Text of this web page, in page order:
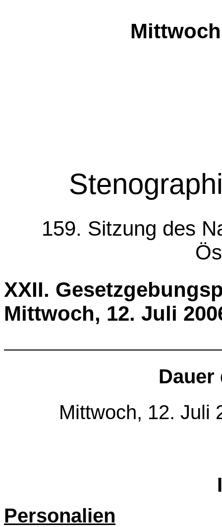
159. Sitzung des
XXII.
Mittwoch, 12. Juli
Dauer
Mittwoch, 12. Juli
Personalien